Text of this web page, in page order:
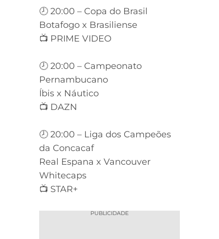
🕗 20:00 – Copa do Brasil
Botafogo x Brasiliense
📺 PRIME VIDEO
🕗 20:00 – Campeonato
Pernambucano
Íbis x Náutico
📺 DAZN
🕗 20:00 – Liga dos Campeões
da Concacaf
Real Espana x Vancouver
Whitecaps
📺 STAR+
PUBLICIDADE